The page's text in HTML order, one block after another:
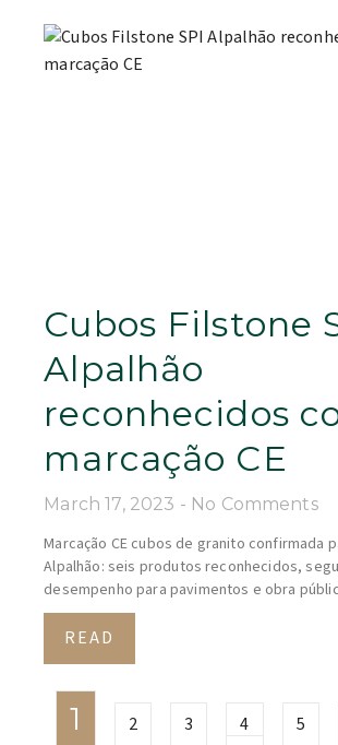
Cubos Filstone
Alpalhão
reconhecidos
marcação CE
March 17, 2023 No Comments
Marcação CE cubos de granito confirmada
Alpalhão: seis produtos reconhecidos,
desempenho para pavimentos e obra
READ
1 2 3 4 5